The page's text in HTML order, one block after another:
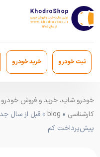
ثبت خودرو خرید خودرو
کارشناسی »
blog » قبل از سال
پیش‌پرداخت کم